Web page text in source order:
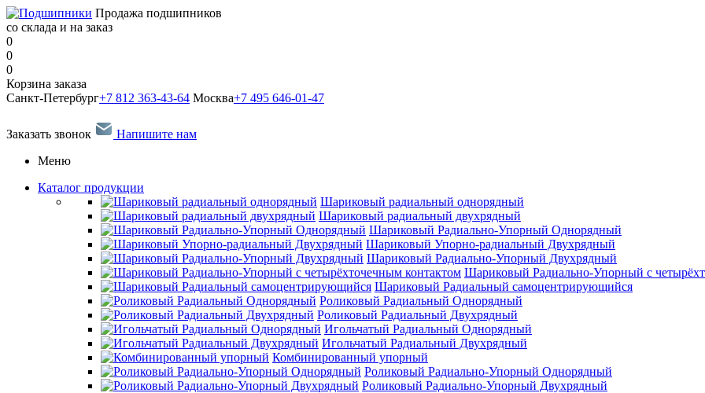
Продажа подшипников
со склада и на заказ
0
0
0
Корзина заказа
Санкт-Петербург+7 812 363-43-64 Москва+7 495 646-01-47
Заказать звонок
Напишите нам
Меню
Каталог продукции
Шариковый радиальный однорядный
Шариковый радиальный двухрядный
Шариковый Радиально-Упорный Однорядный
Шариковый Упорно-радиальный Двухрядный
Шариковый Радиально-Упорный Двухрядный
Шариковый Радиально-Упорный с
Шариковый Радиальный самоцентрирующийся
Роликовый Радиальный Однорядный
Роликовый Радиальный Двухрядный
Игольчатый Радиальный Однорядный
Игольчатый Радиальный Двухрядный
Комбинированный упорный
Роликовый Радиально-Упорный Однорядный
Роликовый Радиально-Упорный Двухрядный